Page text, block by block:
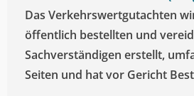
Das Verkehrswertgutachten
öffentlich bestellten und
Sachverständigen erstellt,
Seiten und hat vor Gericht